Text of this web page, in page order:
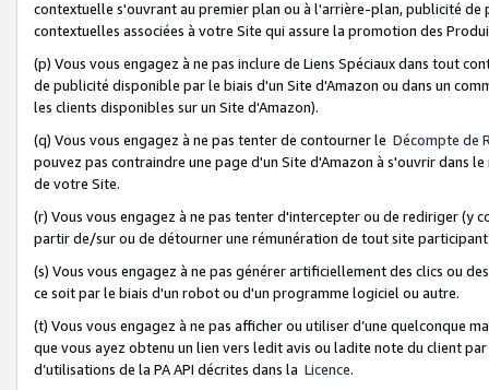
contextuelle s'ouvrant au premier plan ou à l'arrière-plan, publicité
contextuelles associées à votre Site qui assure la promotion des
(p) Vous vous engagez à ne pas inclure de Liens Spéciaux dans tout
de publicité disponible par le biais d'un Site d'Amazon ou dans un
les clients disponibles sur un Site d'Amazon).
(q) Vous vous engagez à ne pas tenter de contourner le Décompte de
pouvez pas contraindre une page d'un Site d'Amazon à s'ouvrir dans
de votre Site.
(r) Vous vous engagez à ne pas tenter d'intercepter ou de rediriger
partir de/sur ou de détourner une rémunération de tout site
(s) Vous vous engagez à ne pas générer artificiellement des clics ou
ce soit par le biais d'un robot ou d'un programme logiciel ou autre.
(t) Vous vous engagez à ne pas afficher ou utiliser d’une quelconque
que vous ayez obtenu un lien vers ledit avis ou ladite note du client
d’utilisations de la PA API décrites dans la Licence.